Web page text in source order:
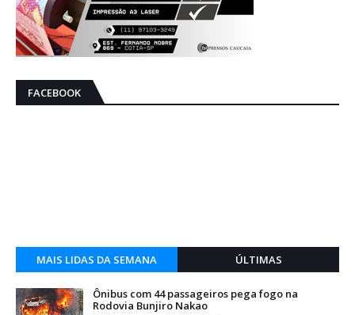
FACEBOOK
MAIS LIDAS DA SEMANA ÚLTIMAS
Ônibus com 44 passageiros pega fogo na
Rodovia Bunjiro Nakao